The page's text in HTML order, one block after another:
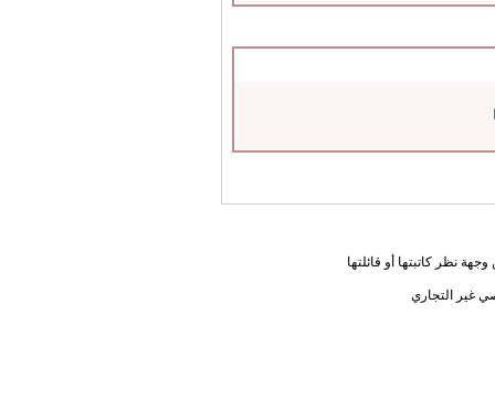
نظر كاتبتها أو قائلتها
غير التجاري